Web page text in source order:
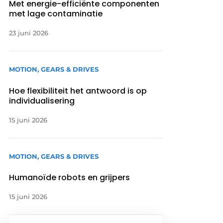
Met energie-efficiënte componenten
met lage contaminatie
23 juni 2026
MOTION, GEARS & DRIVES
Hoe flexibiliteit het antwoord is op
individualisering
15 juni 2026
MOTION, GEARS & DRIVES
Humanoïde robots en grijpers
15 juni 2026